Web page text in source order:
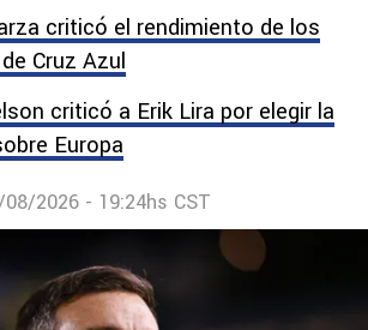
criticó el rendimiento de los
Cruz Azul
criticó a Erik Lira por elegir la
Europa
2026 - 19:24hs CST